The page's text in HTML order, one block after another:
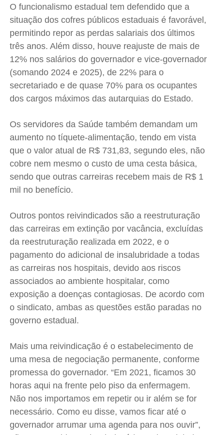
O funcionalismo estadual tem defendido que a
situação dos cofres públicos estaduais é favorável,
permitindo repor as perdas salariais dos últimos
três anos. Além disso, houve reajuste de mais de
12% nos salários do governador e vice-governador
(somando 2024 e 2025), de 22% para o
secretariado e de quase 70% para os ocupantes
dos cargos máximos das autarquias do Estado.
Os servidores da Saúde também demandam um
aumento no tíquete-alimentação, tendo em vista
que o valor atual de R$ 731,83, segundo eles, não
cobre nem mesmo o custo de uma cesta básica,
sendo que outras carreiras recebem mais de R$ 1
mil no benefício.
Outros pontos reivindicados são a reestruturação
das carreiras em extinção por vacância, excluídas
da reestruturação realizada em 2022, e o
pagamento do adicional de insalubridade a todas
as carreiras nos hospitais, devido aos riscos
associados ao ambiente hospitalar, como
exposição a doenças contagiosas. De acordo com
o sindicato, ambas as questões estão paradas no
governo estadual.
Mais uma reivindicação é o estabelecimento de
uma mesa de negociação permanente, conforme
promessa do governador. “Em 2021, ficamos 30
horas aqui na frente pelo piso da enfermagem.
Não nos importamos em repetir ou ir além se for
necessário. Como eu disse, vamos ficar até o
governador arrumar uma agenda para nos ouvir”,